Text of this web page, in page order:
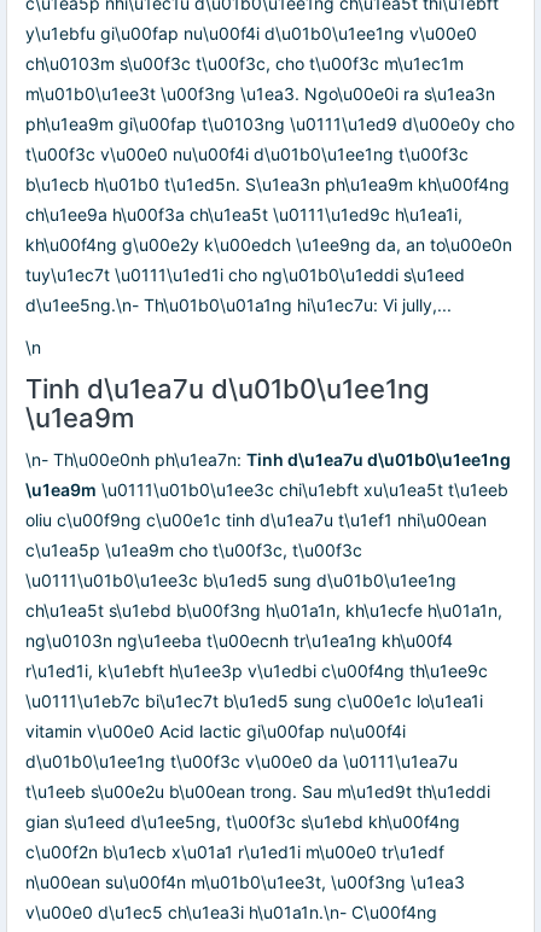
y\u1ebfu gi\u00fap nu\u00f4i d\u01b0\u1ee1ng v\u00e0
ch\u0103m s\u00f3c t\u00f3c, cho t\u00f3c m\u1ec1m
m\u01b0\u1ee3t \u00f3ng \u1ea3. Ngo\u00e0i ra s\u1ea3n
ph\u1ea9m gi\u00fap t\u0103ng \u0111\u1ed9 d\u00e0y cho
t\u00f3c v\u00e0 nu\u00f4i d\u01b0\u1ee1ng t\u00f3c
b\u1ecb h\u01b0 t\u1ed5n. S\u1ea3n ph\u1ea9m kh\u00f4ng
ch\u1ee9a h\u00f3a ch\u1ea5t \u0111\u1ed9c h\u1ea1i,
kh\u00f4ng g\u00e2y k\u00edch \u1ee9ng da, an to\u00e0n
tuy\u1ec7t \u0111\u1ed1i cho ng\u01b0\u1eddi s\u1eed
d\u1ee5ng.\n- Th\u01b0\u01a1ng hi\u1ec7u: Vi jully,...
\n
Tinh d\u1ea7u d\u01b0\u1ee1ng
\u1ea9m
\n- Th\u00e0nh ph\u1ea7n: Tinh d\u1ea7u d\u01b0\u1ee1ng
\u1ea9m \u0111\u01b0\u1ee3c chi\u1ebft xu\u1ea5t t\u1eeb
oliu c\u00f9ng c\u00e1c tinh d\u1ea7u t\u1ef1 nhi\u00ean
c\u1ea5p \u1ea9m cho t\u00f3c, t\u00f3c
\u0111\u01b0\u1ee3c b\u1ed5 sung d\u01b0\u1ee1ng
ch\u1ea5t s\u1ebd b\u00f3ng h\u01a1n, kh\u1ecfe h\u01a1n,
ng\u0103n ng\u1eeba t\u00ecnh tr\u1ea1ng kh\u00f4
r\u1ed1i, k\u1ebft h\u1ee3p v\u1edbi c\u00f4ng th\u1ee9c
\u0111\u1eb7c bi\u1ec7t b\u1ed5 sung c\u00e1c lo\u1ea1i
vitamin v\u00e0 Acid lactic gi\u00fap nu\u00f4i
d\u01b0\u1ee1ng t\u00f3c v\u00e0 da \u0111\u1ea7u
t\u1eeb s\u00e2u b\u00ean trong. Sau m\u1ed9t th\u1eddi
gian s\u1eed d\u1ee5ng, t\u00f3c s\u1ebd kh\u00f4ng
c\u00f2n b\u1ecb x\u01a1 r\u1ed1i m\u00e0 tr\u1edf
n\u00ean su\u00f4n m\u01b0\u1ee3t, \u00f3ng \u1ea3
v\u00e0 d\u1ec5 ch\u1ea3i h\u01a1n.\n- C\u00f4ng